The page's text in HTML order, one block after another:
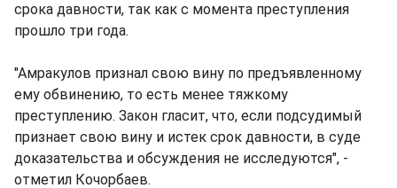
срока давности, так как с момента преступления
прошло три года.
"Амракулов признал свою вину по предъявленному
ему обвинению, то есть менее тяжкому
преступлению. Закон гласит, что, если подсудимый
признает свою вину и истек срок давности, в суде
доказательства и обсуждения не исследуются", -
отметил Кочорбаев.